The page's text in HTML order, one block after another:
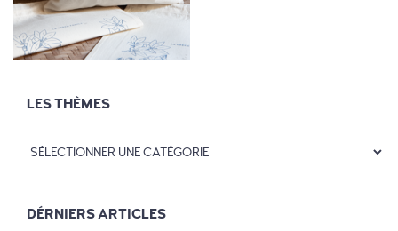
LES THÈMES
DÉRNIERS ARTICLES